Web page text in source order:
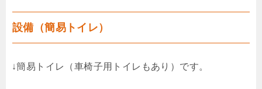
設備（簡易トイレ）
↓簡易トイレ（車椅子用トイレもあり）です。